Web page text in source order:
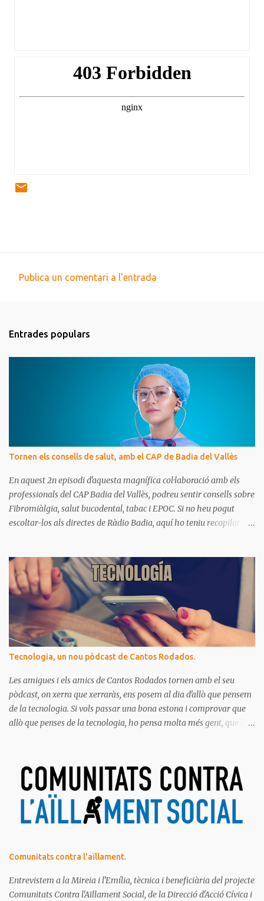
e
n
Publica un comentari a l'entrada
Entrades populars
Tornen els consells de salut, amb el CAP de Badia del Vallès
En aquest 2n episodi d'aquesta magnífica col·laboració amb els
professionals del CAP Badia del Vallès, podreu sentir consells sobre
Fibromiàlgia, salut bucodental, tabac i EPOC. Si no heu pogut
escoltar-los als directes de Ràdio Badia, aquí ho teniu recopilat.
Tecnologia, un nou pòdcast de Cantos Rodados.
Les amigues i els amics de Cantos Rodados tornen amb el seu
pòdcast, on xerra que xerraràs, ens posem al dia d'allò que pensem
de la tecnologia. Si vols passar una bona estona i comprovar que
allò que penses de la tecnologia, ho pensa molta més gent, que la
Ja saps el que diem, no t'ho pots perdre!
Comunitats contra l'aïllament.
Entrevistem a la Mireia i l'Emília, tècnica i beneficiària del projecte
Comunitats Contra l'Aïllament Social, de la Direcció d'Acció Cívica i